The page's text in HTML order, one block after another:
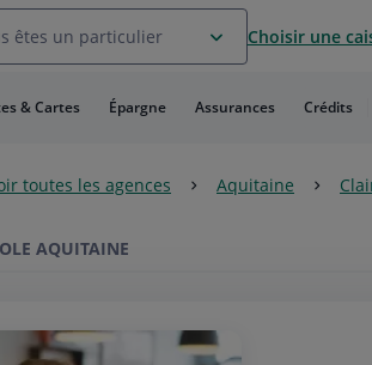
êtes un particulier Choisir une
& Cartes Épargne Assurances Crédits
toutes les agences Aquitaine
AQUITAINE